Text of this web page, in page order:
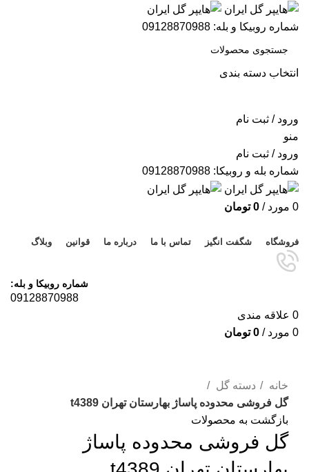
شماره روبیکا و بله: 09128870988
انتخاب دسته بندی
ورود / ثبت نام
منو
ورود / ثبت نام
شماره بله و روبیکا: 09128870988
0 مورد /
0 تومان
فروشگاه شگفت انگیز تماس با ما درباره ما قوانین وبلاگ
شماره روبیکا و بله:
09128870988
0 علاقه مندی
0 مورد /
0 تومان
خانه
دسته گل
گل فروشی محدوده پاساژ بهارستان تهران t4389
بازگشت به محصولات
گل فروشی محدوده پاساژ